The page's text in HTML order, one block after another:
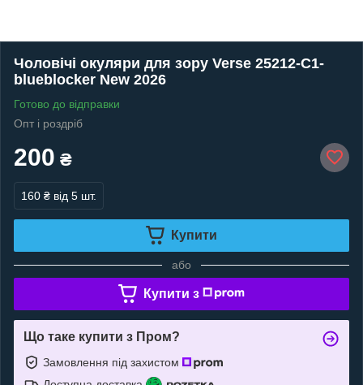
Чоловічі окуляри для зору Verse 25212-C1-
blueblocker New 2026
Готово до відправки
Опт і роздріб
200 ₴
160 ₴ від 5 шт.
Купити
або
Купити з
Що таке купити з Пром?
Замовлення під захистом